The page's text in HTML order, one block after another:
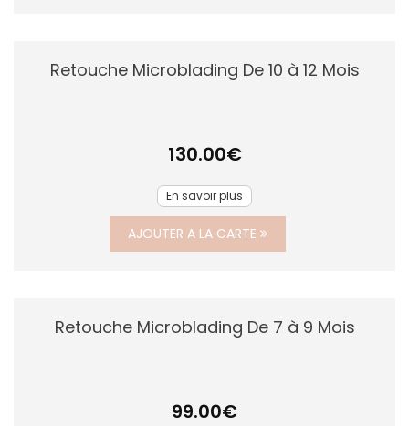
Retouche Microblading De 10 à 12 Mois
130.00€
En savoir plus
AJOUTER A LA CARTE
Retouche Microblading De 7 à 9 Mois
99.00€